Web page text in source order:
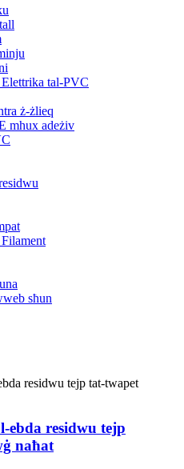
tal-PVC
ż-żlieq
mhux adeżiv
sħun
ebda residwu tejp
naħat